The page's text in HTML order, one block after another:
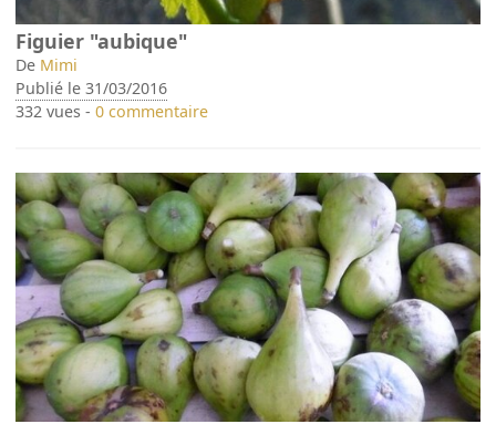
Figuier "aubique"
De Mimi
Publié le 31/03/2016
332 vues -0 commentaire